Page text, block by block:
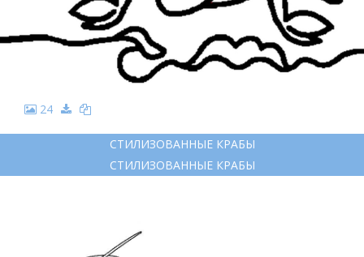
24
СТИЛИЗОВАННЫЕ КРАБЫ
СТИЛИЗОВАННЫЕ КРАБЫ